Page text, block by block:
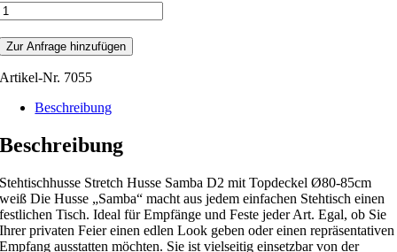
Zur Anfrage hinzufügen
Artikel-Nr. 7055
Beschreibung
Beschreibung
Stehtischhusse Stretch Husse Samba D2 mit Topdeckel Ø80-85cm
weiß Die Husse „Samba“ macht aus jedem einfachen Stehtisch einen
festlichen Tisch. Ideal für Empfänge und Feste jeder Art. Egal, ob Sie
Ihrer privaten Feier einen edlen Look geben oder einen repräsentativen
Empfang ausstatten möchten. Sie ist vielseitig einsetzbar von der